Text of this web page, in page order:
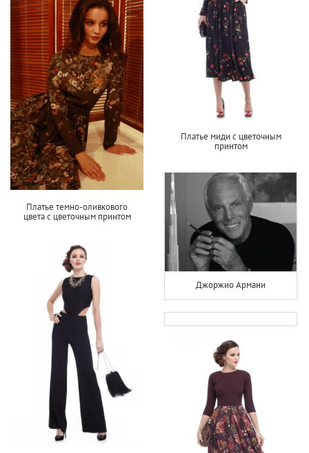
Платье миди с цветочным
принтом
Платье темно-оливкового
цвета с цветочным принтом
Джоржио Армани